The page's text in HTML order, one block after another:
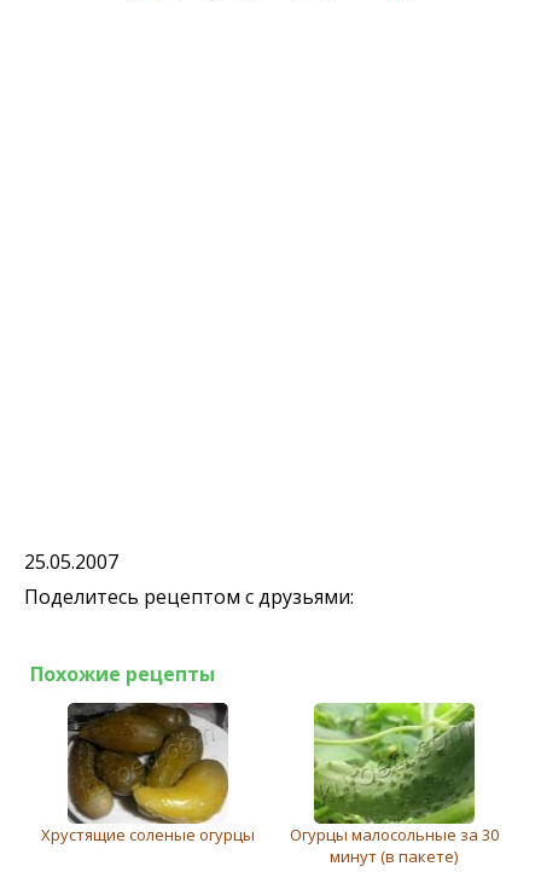
25.05.2007
Поделитесь рецептом с друзьями:
Похожие рецепты
Хрустящие соленые огурцы
Огурцы малосольные за 30
минут (в пакете)